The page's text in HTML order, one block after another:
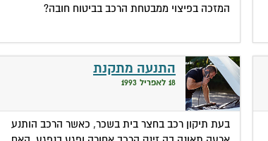
המזכה בפיצוי ממבטחת הרכב בביטוח חובה?
התנעה מתקנת
18 לאפריל 1993
בעת תיקון רכב בחצר בית בשכר, כאשר הרכב הותנע